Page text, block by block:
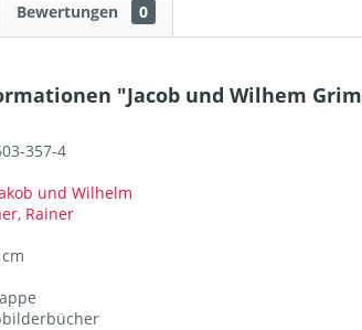
Bewertungen 0
"Jacob und Wilhem
357-4
und Wilhelm
Rainer